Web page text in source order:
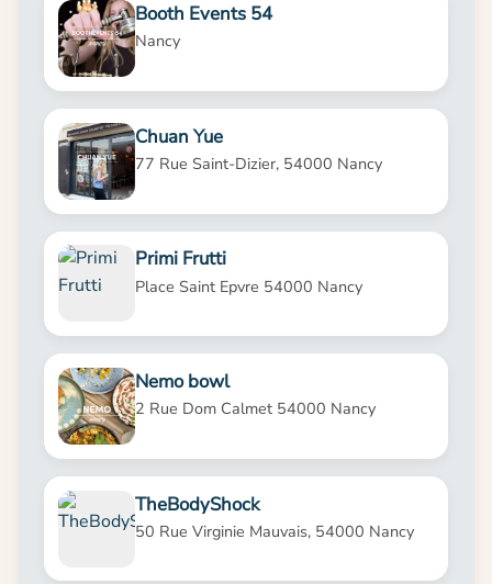
Booth Events 54
Nancy
Chuan Yue
77 Rue Saint-Dizier, 54000 Nancy
Primi Frutti
Place Saint Epvre 54000 Nancy
Nemo bowl
2 Rue Dom Calmet 54000 Nancy
TheBodyShock
50 Rue Virginie Mauvais, 54000 Nancy